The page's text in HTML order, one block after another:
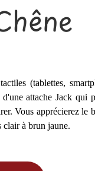
(tablettes,
attache Jack qui
Vous apprécierez le
clair à brun jaune.